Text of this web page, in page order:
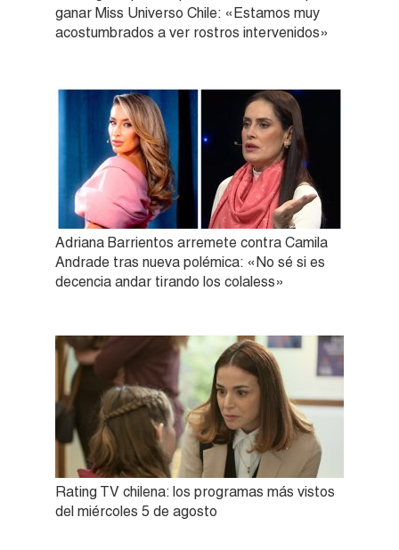
ganar Miss Universo Chile: «Estamos muy
acostumbrados a ver rostros intervenidos»
Adriana Barrientos arremete contra Camila
Andrade tras nueva polémica: «No sé si es
decencia andar tirando los colaless»
Rating TV chilena: los programas más vistos
del miércoles 5 de agosto